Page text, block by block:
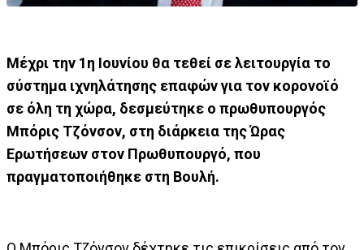
Μέχρι την 1η Ιουνίου θα τεθεί σε λειτουργία το
σύστημα ιχνηλάτησης επαφών για τον κορονοϊό
σε όλη τη χώρα, δεσμεύτηκε ο πρωθυπουργός
Μπόρις Τζόνσον, στη διάρκεια της Ώρας
Ερωτήσεων στον Πρωθυπουργό, που
πραγματοποιήθηκε στη Βουλή.